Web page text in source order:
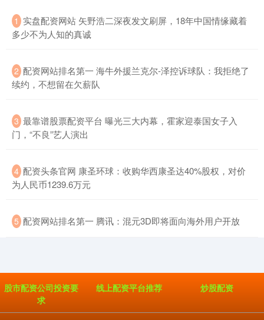
1 ​实盘配资网站 矢野浩二深夜发文刷屏，18年中国情缘藏着
多少不为人知的真诚
2 ​配资网站排名第一 海牛外援兰克尔-泽控诉球队：我拒绝了
续约，不想留在欠薪队
3 ​最靠谱股票配资平台 曝光三大内幕，霍家迎泰国女子入
门，“不良”艺人演出
4 ​配资头条官网 康圣环球：收购华西康圣达40%股权，对价
为人民币1239.6万元
5 ​配资网站排名第一 腾讯：混元3D即将面向海外用户开放
股市配资公司投资要
求
线上配资平台推荐 炒股配资